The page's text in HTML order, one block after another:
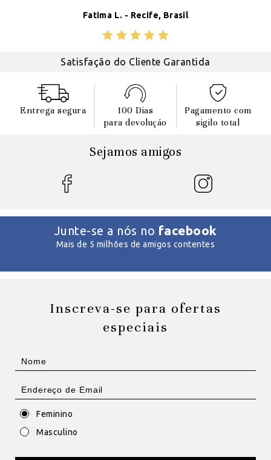
Fatima L. - Recife, Brasil
Satisfação do Cliente Garantida
Entrega segura
100 Dias
para devoluçáo
Pagamento com
sigilo total
Sejamos amigos
Junte-se a nós no facebook
Mais de 5 milhões de amigos contentes
Inscreva-se para ofertas
especiais
Feminino
Masculino